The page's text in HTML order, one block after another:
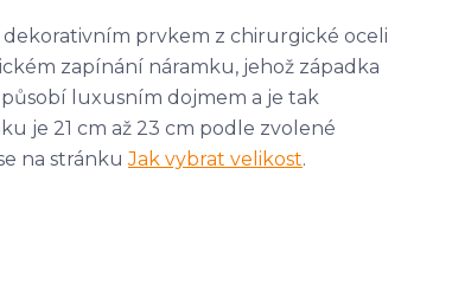
prvkem z chirurgické oceli
zapínání náramku, jehož západka
luxusním dojmem a je tak
je 21 cm až 23 cm podle zvolené
na stránkuJak vybrat velikost.